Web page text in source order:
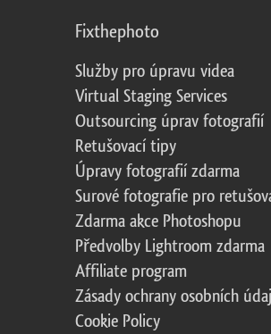
Fixthephoto
Služby pro úpravu videa
Virtual Staging Services
Outsourcing úprav fotografií
Retušovací tipy
Úpravy fotografií zdarma
Surové fotografie pro
Zdarma akce Photoshopu
Předvolby Lightroom zdarma
Affiliate program
Zásady ochrany osobních
Cookie Policy